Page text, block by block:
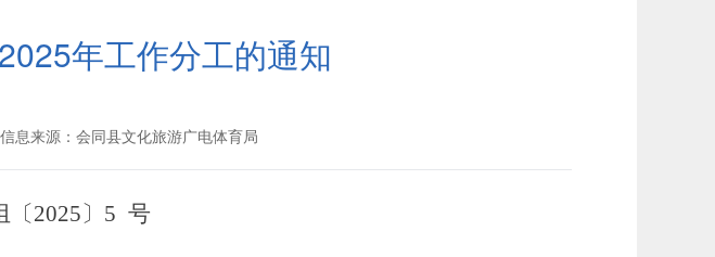
年工作分工的通知
信息来源：会同县文化旅游广电体育局
〔2025〕5 号